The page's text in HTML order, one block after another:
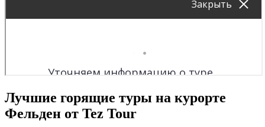
Лучшие горящие туры на курорте
Фельден от Tez Tour